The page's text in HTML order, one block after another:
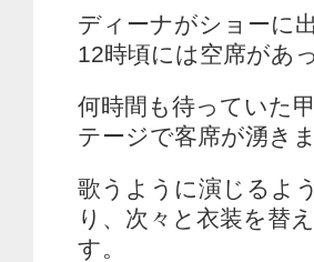
ディーナがショーに
12時頃には空席があ
何時間も待っていた
テージで客席が湧き
歌うように演じるよ
り、次々と衣装を替
す。